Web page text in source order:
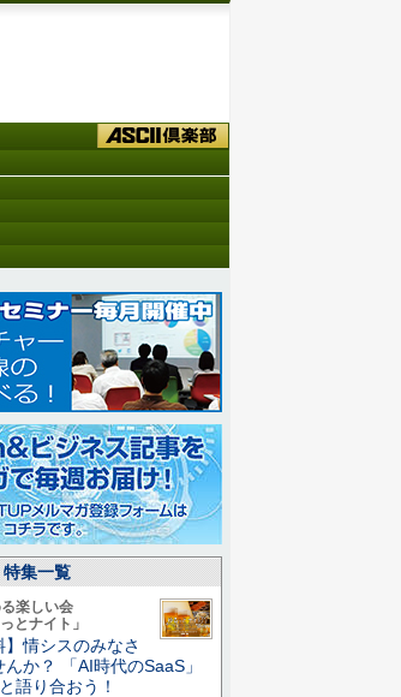
集一覧
楽しい会
とナイト」
】情シスのみなさ
か？ 「AI時代のSaaS」
語り合おう！